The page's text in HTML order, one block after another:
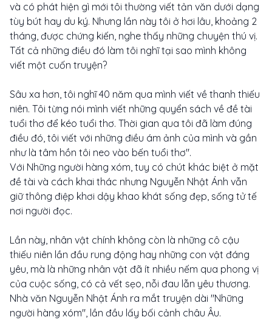
và có phát hiện gì mới tôi thường viết tản văn dưới dạng
tùy bút hay du ký. Nhưng lần này tôi ở hơi lâu, khoảng 2
tháng, được chứng kiến, nghe thấy những chuyện thú vị.
Tất cả những điều đó làm tôi nghĩ tại sao mình không
viết một cuốn truyện?
Sâu xa hơn, tôi nghĩ 40 năm qua mình viết về thanh thiếu
niên. Tôi từng nói mình viết những quyển sách về đề tài
tuổi thơ để kéo tuổi thơ. Thời gian qua tôi đã làm đúng
điều đó, tôi viết với những điều ám ảnh của mình và gần
như là tâm hồn tôi neo vào bến tuổi thơ".
Với Những người hàng xóm, tuy có chút khác biệt ở mặt
đề tài và cách khai thác nhưng Nguyễn Nhật Ánh vẫn
giữ thông điệp khơi dậy khao khát sống đẹp, sống tử tế
nơi người đọc.
Lần này, nhân vật chính không còn là những cô cậu
thiếu niên lần đầu rung động hay những con vật đáng
yêu, mà là những nhân vật đã ít nhiều nếm qua phong vị
của cuộc sống, có cả vết sẹo, nỗi đau lẫn yêu thương.
Nhà văn Nguyễn Nhật Ánh ra mắt truyện dài "Những
người hàng xóm", lần đầu lấy bối cảnh châu Âu.